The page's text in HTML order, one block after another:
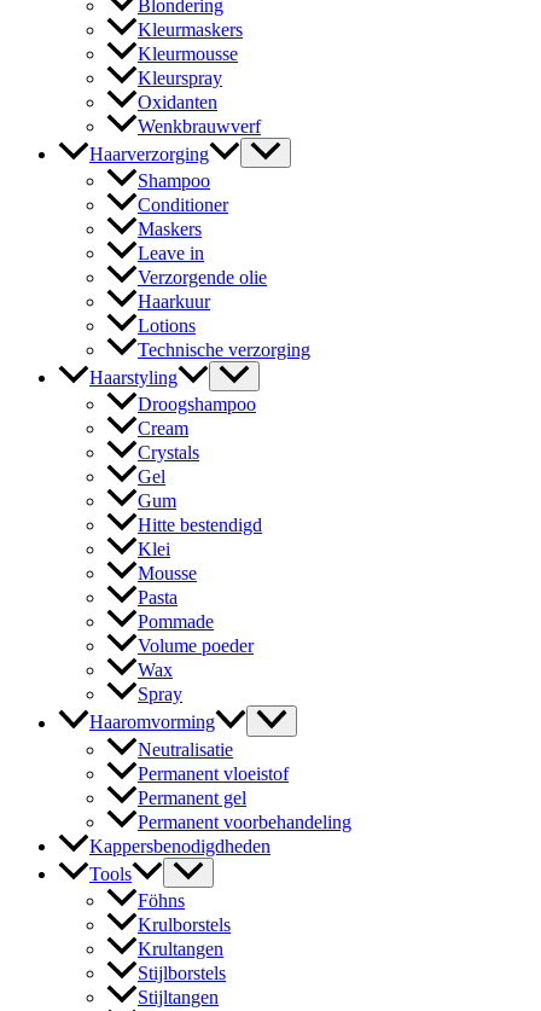
Blondering
Kleurmaskers
Kleurmousse
Kleurspray
Oxidanten
Wenkbrauwverf
Haarverzorging
Shampoo
Conditioner
Maskers
Leave in
Verzorgende olie
Haarkuur
Lotions
Technische verzorging
Haarstyling
Droogshampoo
Cream
Crystals
Gel
Gum
Hitte bestendigd
Klei
Mousse
Pasta
Pommade
Volume poeder
Wax
Spray
Haaromvorming
Neutralisatie
Permanent vloeistof
Permanent gel
Permanent voorbehandeling
Kappersbenodigdheden
Tools
Föhns
Krulborstels
Krultangen
Stijlborstels
Stijltangen